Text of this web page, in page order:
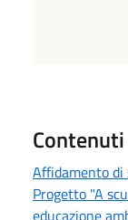
Affidamento
Progetto "A
educazione